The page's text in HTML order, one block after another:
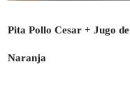
Pita Pollo Cesar + Jugo de
Naranja